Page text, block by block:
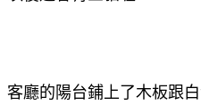
客廳的陽台鋪上了木板跟